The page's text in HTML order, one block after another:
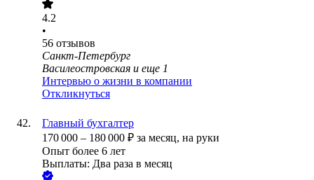
4.2
•
56 отзывов
Санкт-Петербург
Василеостровская и еще 1
Интервью о жизни в компании
Откликнуться
Главный бухгалтер
170 000 – 180 000 ₽ за месяц, на руки
Опыт более 6 лет
Выплаты: Два раза в месяц